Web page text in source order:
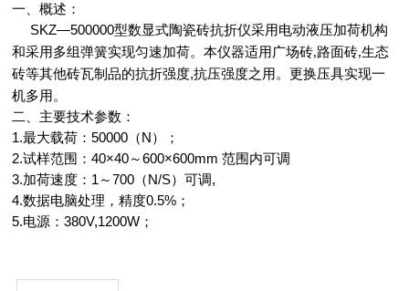
一、概述：
SKZ—500000型数显式陶瓷砖抗折仪采用电动液压加荷机构
和采用多组弹簧实现匀速加荷。本仪器适用广场砖,路面砖,生态
砖等其他砖瓦制品的抗折强度,抗压强度之用。更换压具实现一
机多用。
二、主要技术参数：
1.最大载荷：50000（N）；
2.试样范围：40×40～600×600mm 范围内可调
3.加荷速度：1～700（N/S）可调,
4.数据电脑处理，精度0.5%；
5.电源：380V,1200W；